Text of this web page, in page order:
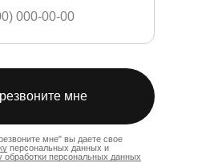
мне
мне" вы даете свое
персональных данных и
обработки персональных данных